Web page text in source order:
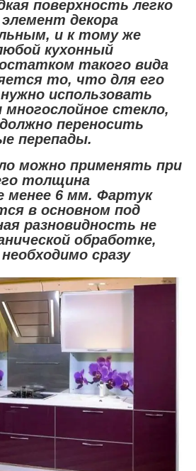
поверхность легко
декора
и к тому же
кухонный
такого вида
то, что для его
использовать
многослойное стекло,
переносить
перепады.
можно применять при
толщина
менее 6 мм. Фартук
в основном под
разновидность не
обработке,
сразу